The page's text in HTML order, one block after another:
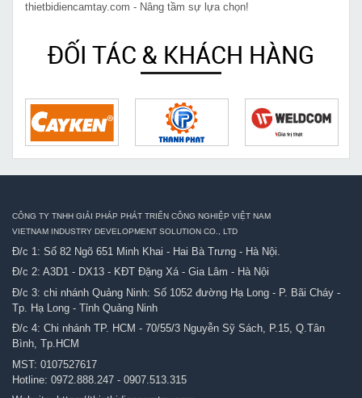
thietbidiencamtay.com - Nâng tầm sự lựa chọn!
ĐỐI TÁC & KHÁCH HÀNG
CÔNG TY TNHH GIẢI PHÁP PHÁT TRIỂN CÔNG NGHIỆP VIỆT NAM
VIETNAM INDUSTRY DEVELOPMENT SOLUTION CO., LTD
Đ/c 1: Số 82 Ngõ 651 Minh Khai - Hai Bà Trưng - Hà Nội.
Đ/c 2: A3D1 - DX13 - KĐT Đặng Xá - Gia Lâm - Hà Nội
Đ/c 3: chi nhánh Quảng Ninh: Số 1052 đường Hạ Long - P. Bãi Cháy -
Tp. Hạ Long - Tỉnh Quảng Ninh
Đ/c 4: Chi nhánh TP. HCM - 70/55/3 Nguyễn Sỹ Sách, P.15, Q.Tân
Bình, Tp.HCM
MST: 0107527617
Hotline: 0972.888.247 - 0907.513.315